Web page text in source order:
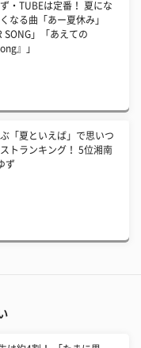
・TUBEは定番！ 夏にな
なる曲「あー夏休み」
SONG」「あえての
』」
「夏といえば」で思いつ
トランキング！ 5位湘南
ず